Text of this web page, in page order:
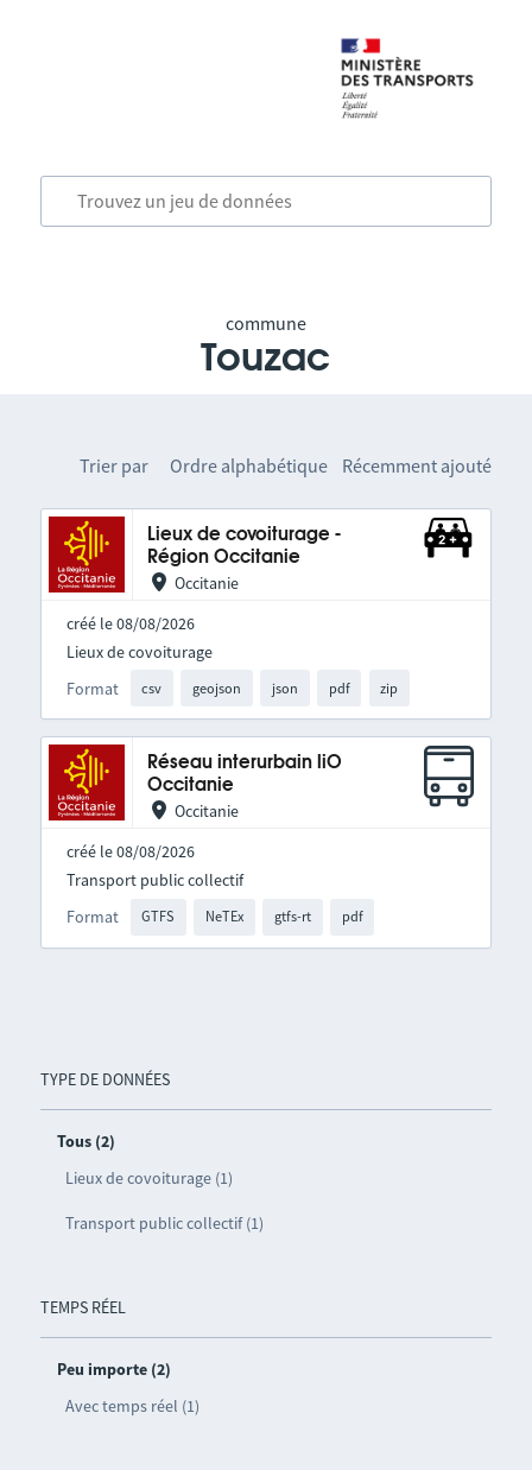
commune
Touzac
TYPE DE DONNÉES
Tous (2)
Lieux de covoiturage (1)
Transport public collectif (1)
TEMPS RÉEL
Peu importe (2)
Avec temps réel (1)
Trier par Ordre alphabétique Récemment ajouté
Lieux de covoiturage -
Région Occitanie
Occitanie
créé le 08/08/2026
Format csv geojson json pdf zip
Lieux de covoiturage
Réseau interurbain liO
Occitanie
Occitanie
créé le 08/08/2026
Format GTFS NeTEx gtfs-rt pdf
Transport public collectif